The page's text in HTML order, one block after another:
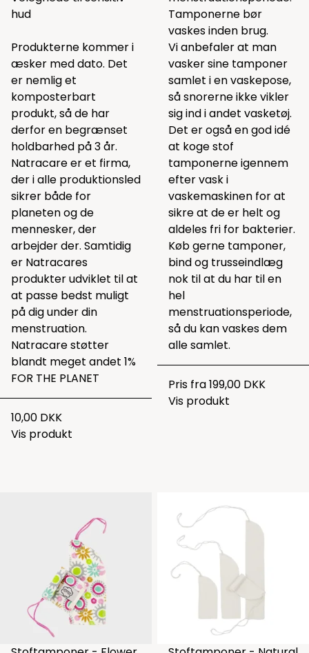
hud
Produkterne kommer i
æsker med dato. Det
er nemlig et
komposterbart
produkt, så de har
derfor en begrænset
holdbarhed på 3 år.
Natracare er et firma,
der i alle produktionsled
sikrer både for
planeten og de
mennesker, der
arbejder der. Samtidig
er Natracares
produkter udviklet til at
at passe bedst muligt
på dig under din
menstruation.
Natracare støtter
blandt meget andet 1%
FOR THE PLANET
10,00 DKK
Vis produkt
Tamponerne bør
vaskes inden brug.
Vi anbefaler at man
vasker sine tamponer
samlet i envaskepose,
så snorerne ikke vikler
sig ind i andet vasketøj.
Det er også en god idé
at koge stof
tamponerne igennem
efter vask i
vaskemaskinen for at
sikre at de er helt og
aldeles fri for bakterier.
Køb gerne tamponer,
bind og trusseindlæg
nok til at du har til en
hel
menstruationsperiode,
så du kan vaskes dem
alle samlet.
Pris fra199,00 DKK
Vis produkt